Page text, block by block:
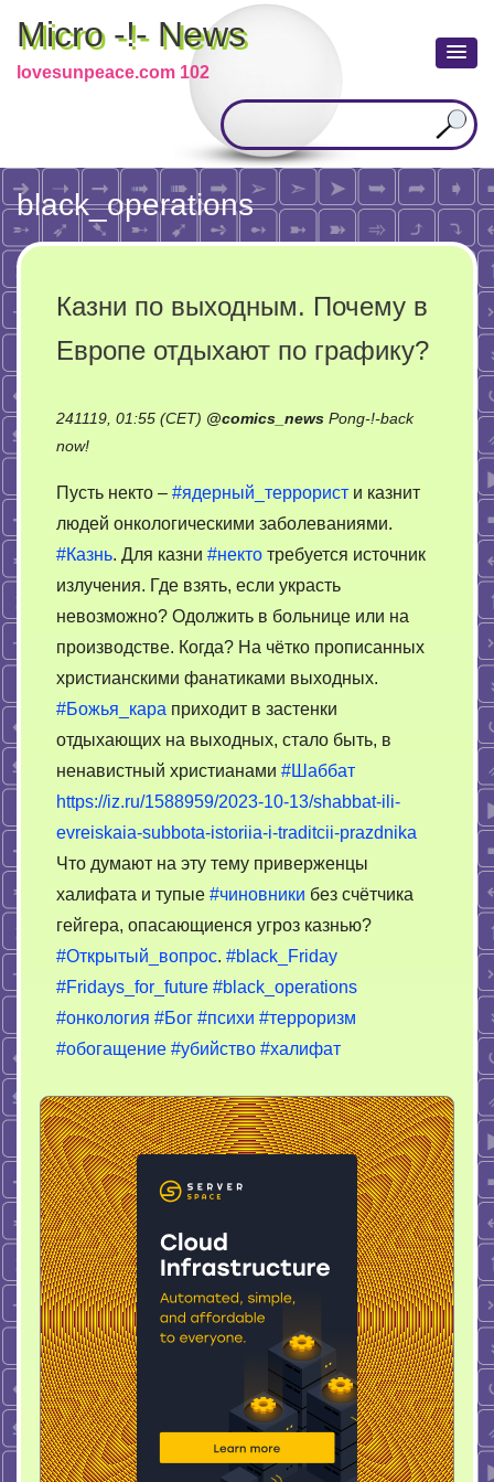
Micro -!- News
lovesunpeace.com 102
black_operations
Казни по выходным. Почему в
Европе отдыхают по графику?
241119, 01:55 (CET) @comics_news Pong-!-back
now!on
по
выходным.
Почему
в
Европе
Пусть некто – #ядерный_террорист и казнит
людей онкологическими заболеваниями.
#Казнь. Для казни #некто требуется источник
излучения. Где взять, если украсть
невозможно? Одолжить в больнице или на
производстве. Когда? На чётко прописанных
христианскими фанатиками выходных.
#Божья_кара приходит в застенки
отдыхающих на выходных, стало быть, в
ненавистный христианами #Шаббат
https://iz.ru/1588959/2023-10-13/shabbat-ili-
evreiskaia-subbota-istoriia-i-traditcii-prazdnika
Что думают на эту тему приверженцы
халифата и тупые #чиновники без счётчика
гейгера, опасающиенся угроз казнью?
#Открытый_вопрос. #black_Friday
#Fridays_for_future #black_operations
#онкология #Бог #психи #терроризм
#обогащение #убийство #халифат